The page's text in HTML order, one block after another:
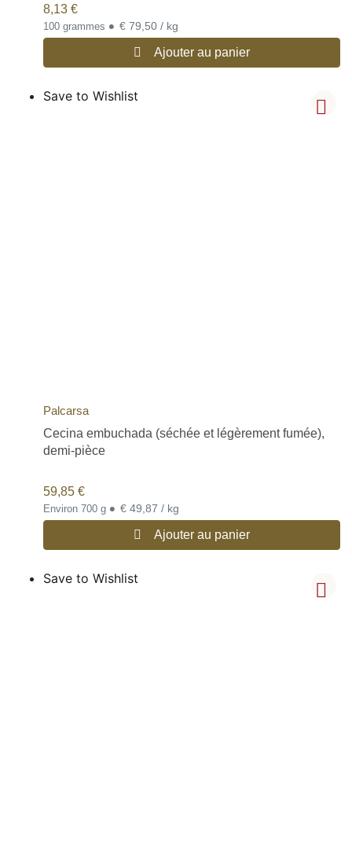
8,13 €
100 grammes • € 79,50 / kg
Ajouter au panier
Save to Wishlist
Palcarsa
Cecina embuchada (séchée et légèrement fumée),
demi-pièce
59,85 €
Environ 700 g • € 49,87 / kg
Ajouter au panier
Save to Wishlist